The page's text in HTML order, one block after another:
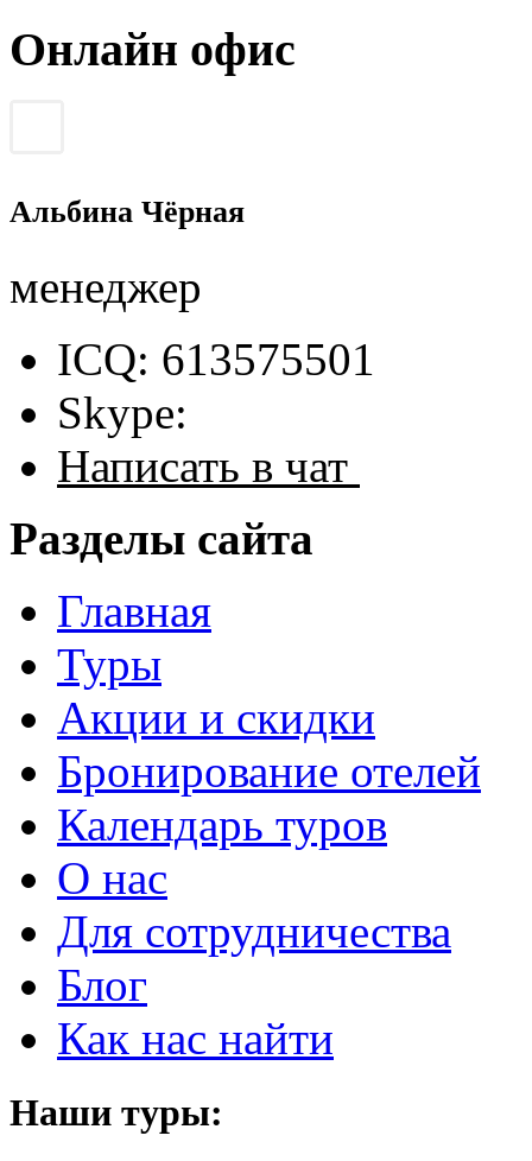
Онлайн офис
Альбина Чёрная
менеджер
ICQ: 613575501
Skype:
Написать в чат
Разделы сайта
Главная
Туры
Акции и скидки
Бронирование отелей
Календарь туров
О нас
Для сотрудничества
Блог
Как нас найти
Наши туры: